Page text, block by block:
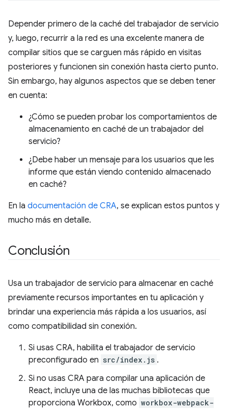
Depender primero de la caché del trabajador de servicio
y, luego, recurrir a la red es una excelente manera de
compilar sitios que se carguen más rápido en visitas
posteriores y funcionen sin conexión hasta cierto punto.
Sin embargo, hay algunos aspectos que se deben tener
en cuenta:
¿Cómo se pueden probar los comportamientos de
almacenamiento en caché de un trabajador del
servicio?
¿Debe haber un mensaje para los usuarios que les
informe que están viendo contenido almacenado
en caché?
En la documentación de CRA, se explican estos puntos y
mucho más en detalle.
Conclusión
Usa un trabajador de servicio para almacenar en caché
previamente recursos importantes en tu aplicación y
brindar una experiencia más rápida a los usuarios, así
como compatibilidad sin conexión.
Si usas CRA, habilita el trabajador de servicio
preconfigurado en src/index.js .
Si no usas CRA para compilar una aplicación de
React, incluye una de las muchas bibliotecas que
proporciona Workbox, como workbox-webpack-